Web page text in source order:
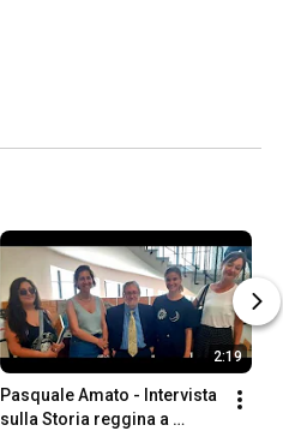
2:19
Pasquale Amato - Intervista
sulla Storia reggina a